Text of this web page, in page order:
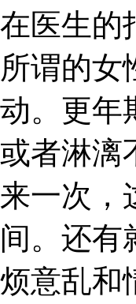
在医生的
所谓的女
动。更年
或者淋漓
来一次，
间。还有
烦意乱和